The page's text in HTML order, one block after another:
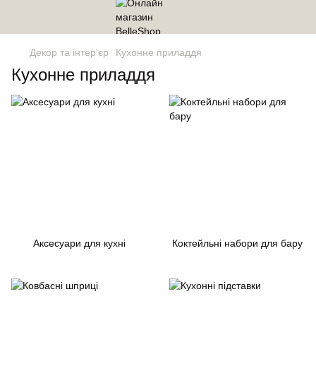
Декор та інтер'єр Кухонне приладдя
Кухонне приладдя
Аксесуари для кухні Коктейльні набори для бару